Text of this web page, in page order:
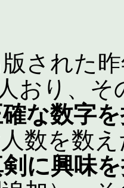
された
おり、
な数字
数を数
に興味